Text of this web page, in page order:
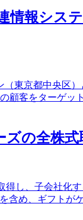
情報シス
東京都中央区
顧客をターゲッ
の全株式
し、子会社化
含め、ギフトが